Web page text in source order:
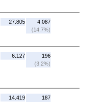
27.805
4.087
(14,7%)
6.127
196
(3,2%)
14.419
187